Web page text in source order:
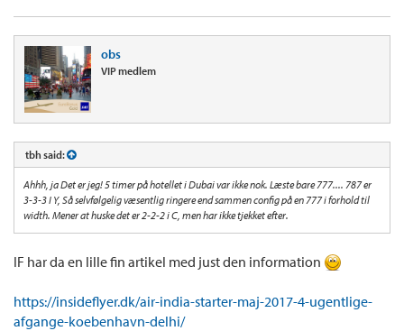
obs
VIP medlem
tbh said:
Ahhh, ja Det er jeg! 5 timer på hotellet i Dubai var ikke nok. Læste bare 777.... 787 er
3-3-3 I Y, Så selvfølgelig væsentlig ringere end sammen config på en 777 i forhold til
width. Mener at huske det er 2-2-2 i C, men har ikke tjekket efter.
IF har da en lille fin artikel med just den information
https://insideflyer.dk/air-india-starter-maj-2017-4-ugentlige-
afgange-koebenhavn-delhi/